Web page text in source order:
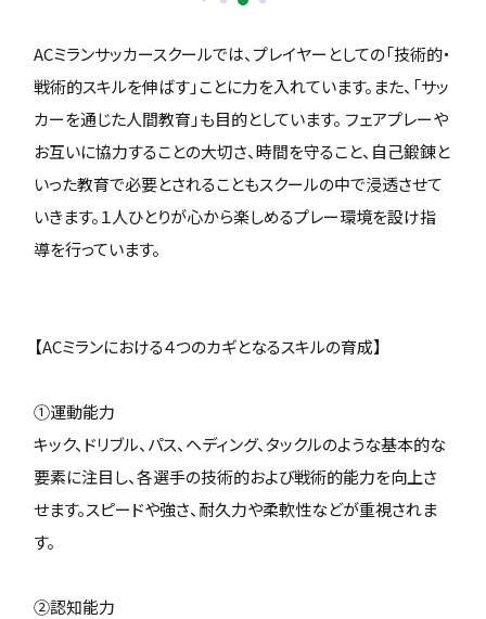
ACミランサッカースクールでは、プレイヤーとしての「技術的・
戦術的スキルを伸ばす」ことに力を入れています。また、「サッ
カーを通じた人間教育」も目的としています。 フェアプレーや
お互いに協力することの大切さ、時間を守ること、自己鍛錬と
いった教育で必要とされることもスクールの中で浸透させて
いきます。１人ひとりが心から楽しめるプレー環境を設け指
導を行っています。
【ACミランにおける４つのカギとなるスキルの育成】
①運動能力
キック、ドリブル、パス、ヘディング、タックルのような基本的な
要素に注目し、各選手の技術的および戦術的能力を向上さ
せます。スピードや強さ、耐久力や柔軟性などが重視されま
す。
②認知能力